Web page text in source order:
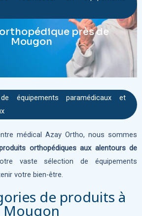
près de
Mougon
équipements paramédicaux et
médical Azay Ortho, nous sommes
orthopédiques aux alentours de
vaste sélection de équipements
votre bien-être.
de produits à
Mougon